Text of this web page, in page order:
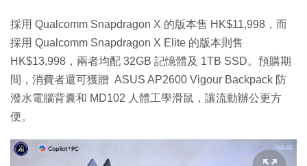
採用 Qualcomm Snapdragon X 的版本售 HK$11,998，而
採用 Qualcomm Snapdragon X Elite 的版本則售
HK$13,998，兩者均配 32GB 記憶體及 1TB SSD。預購期
間，消費者還可獲贈 ASUS AP2600 Vigour Backpack 防
潑水電腦背囊和 MD102 人體工學滑鼠，讓流動辦公更方
便。